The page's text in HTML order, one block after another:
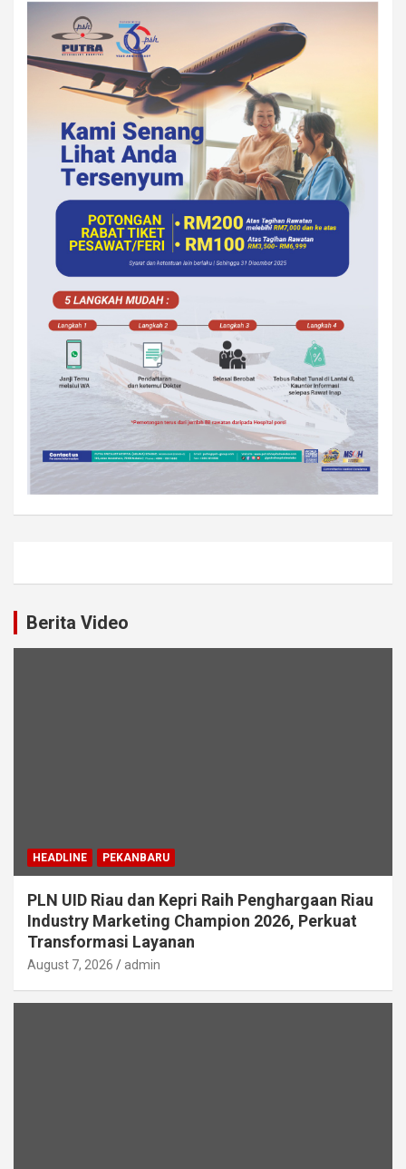
Berita Video
HEADLINE PEKANBARU
PLN UID Riau dan Kepri Raih Penghargaan Riau
Industry Marketing Champion 2026, Perkuat
Transformasi Layanan
August 7, 2026 admin